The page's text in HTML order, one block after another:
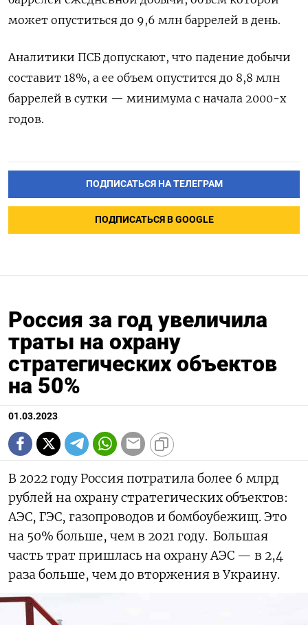
может опуститься до 9,6 млн баррелей в день.
Аналитики ПСБ допускают, что падение добычи
составит 18%, а ее объем опустится до 8,8 млн
баррелей в сутки — минимума с начала 2000-х
годов.
ПОДПИСАТЬСЯ НА ТЕЛЕГРАМ
ПОДПИСАТЬСЯ В GOOGLE
Россия за год увеличила
траты на охрану
стратегических объектов
на 50%
01.03.2023
В 2022 году Россия потратила более 6 млрд
рублей на охрану стратегических объектов:
АЭС, ГЭС, газопроводов и бомбоубежищ. Это
на 50% больше, чем в 2021 году. Большая
часть трат пришлась на охрану АЭС — в 2,4
раза больше, чем до вторжения в Украину.